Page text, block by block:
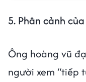
5. Phân cảnh
Ông hoàng vũ
người xem “tiếp